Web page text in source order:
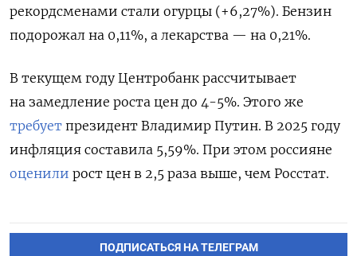
рекордсменами стали огурцы (+6,27%). Бензин
подорожал на 0,11%, а лекарства — на 0,21%.
В текущем году Центробанк рассчитывает
на замедление роста цен до 4-5%. Этого же
требует президент Владимир Путин. В 2025 году
инфляция составила 5,59%. При этом россияне
оценили рост цен в 2,5 раза выше, чем Росстат.
ПОДПИСАТЬСЯ НА ТЕЛЕГРАМ